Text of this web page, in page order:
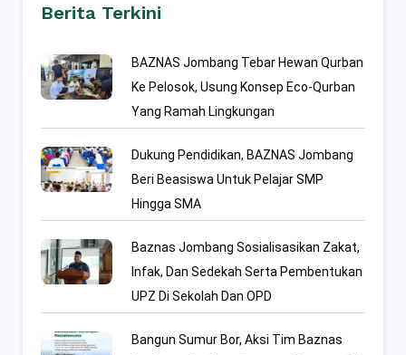
Berita Terkini
BAZNAS Jombang Tebar Hewan Qurban
Ke Pelosok, Usung Konsep Eco-Qurban
Yang Ramah Lingkungan
Dukung Pendidikan, BAZNAS Jombang
Beri Beasiswa Untuk Pelajar SMP
Hingga SMA
Baznas Jombang Sosialisasikan Zakat,
Infak, Dan Sedekah Serta Pembentukan
UPZ Di Sekolah Dan OPD
Bangun Sumur Bor, Aksi Tim Baznas